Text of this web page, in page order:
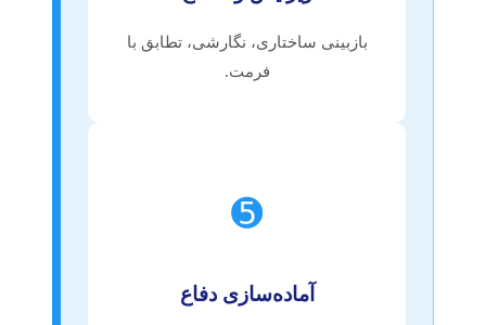
بازبینی ساختاری، نگارشی، تطابق با
فرمت.
➎
آماده‌سازی دفاع